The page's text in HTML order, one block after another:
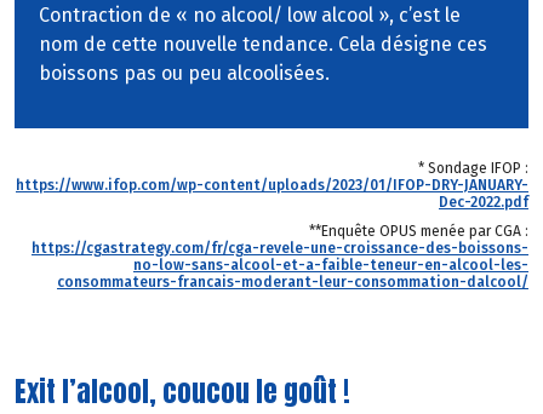
Contraction de « no alcool/ low alcool », c’est le
nom de cette nouvelle tendance. Cela désigne ces
boissons pas ou peu alcoolisées.
* Sondage IFOP :
https://www.ifop.com/wp-content/uploads/2023/01/IFOP-DRY-JANUARY-
Dec-2022.pdf
**Enquête OPUS menée par CGA :
https://cgastrategy.com/fr/cga-revele-une-croissance-des-boissons-
no-low-sans-alcool-et-a-faible-teneur-en-alcool-les-
consommateurs-francais-moderant-leur-consommation-dalcool/
Exit l’alcool, coucou le goût !